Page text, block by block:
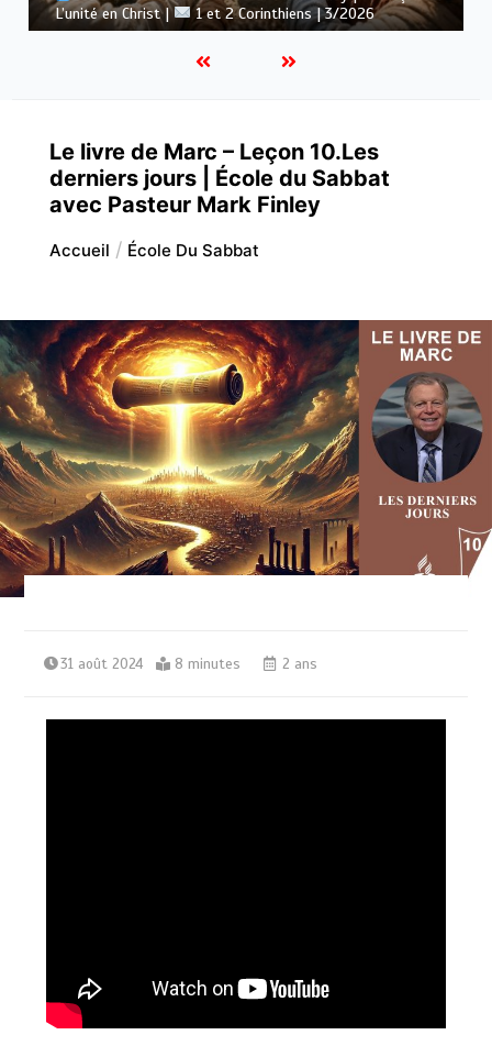
: Le message de la croix |
1 et 2 Corinthiens | 3/2026
Le livre de Marc – Leçon 10.Les
derniers jours | École du Sabbat
avec Pasteur Mark Finley
Accueil École Du Sabbat
31 août 2024 8 minutes 2 ans